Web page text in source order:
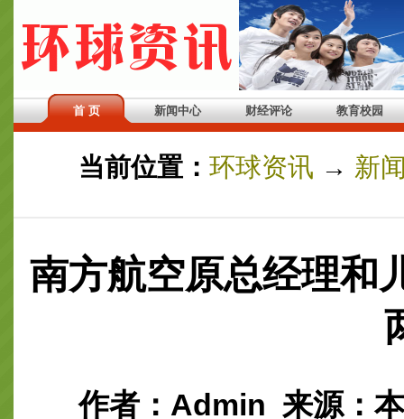
首 页 新闻中心 财经评论 教育校园
当前位置： 环球资讯 → 新
南方航空原总经理和
作者：Admin 来源：本